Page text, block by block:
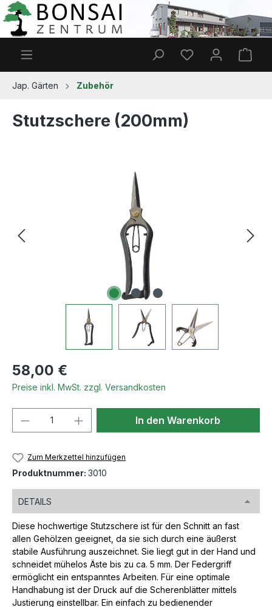
Zum Hauptinhalt springen
Du hast 0
Jap. Gärten Zubehör
Stutzschere (200mm)
Regulärer Preis:
58,00 €
Preise inkl. MwSt. zzgl. Versandkosten
Produkt Anzahl: Gib denIn den Warenkorb
Zum Merkzettel hinzufügen
Produktnummer: 3010
DETAILS
Diese hochwertige Stutzschere ist für den Schnitt an fast
allen Gehölzen geeignet, da sie sich durch eine äußerst
stabile Ausführung auszeichnet. Sie liegt gut in der Hand und
schneidet mühelos Äste bis zu ca. 5 mm. Der Federgriff
ermöglicht ein entspanntes Arbeiten. Für eine optimale
Handhabung ist der Druck auf die Scherenblätter mittels
Justierung einstellbar. Ein einfach zu bedienender